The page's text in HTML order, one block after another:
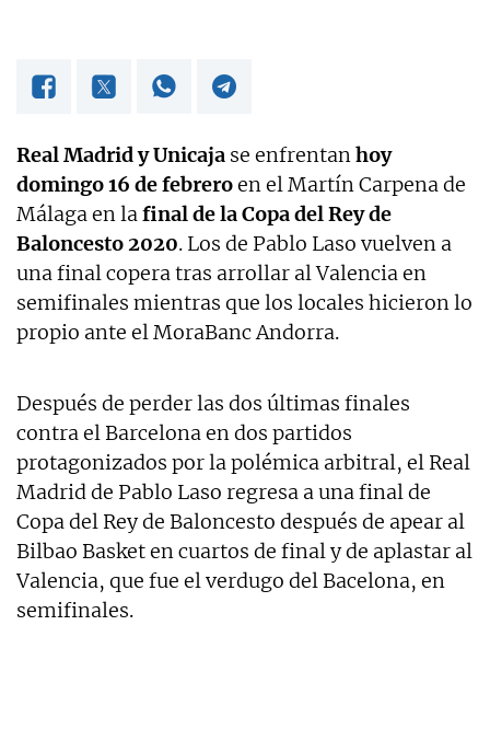
Real Madrid y Unicaja se enfrentanhoy
domingo 16 de febreroen el Martín Carpena de
Málaga en lafinal de la Copa del Rey de
Baloncesto 2020. Los de Pablo Laso vuelven a
una final copera tras arrollar al Valencia en
semifinales mientras que los locales hicieron lo
propio ante el MoraBanc Andorra.
Después de perder las dos últimas finales
contra el Barcelona en dos partidos
protagonizados por la polémica arbitral, el Real
Madrid de Pablo Laso regresa a una final de
Copa del Rey de Baloncesto después de apear al
Bilbao Basket en cuartos de final y de aplastar al
Valencia, que fue el verdugo del Bacelona, en
semifinales.